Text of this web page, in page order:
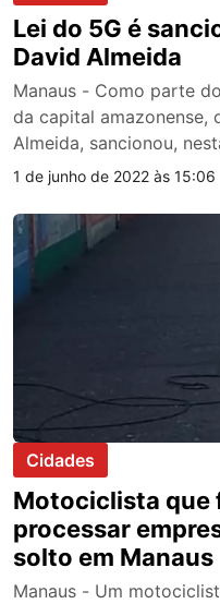
Lei do 5G é
David Almeida
Manaus - Como parte
da capital amazonense,
Almeida, sancionou,
1 de junho de 2022 às 15:06
Cidades
Motociclista que
processar
solto em Manaus
Manaus - Um